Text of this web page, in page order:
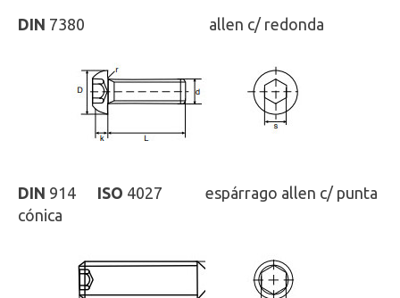
DIN 7380 allen c/ redonda
DIN 914 ISO 4027 espárrago allen c/ punta
cónica